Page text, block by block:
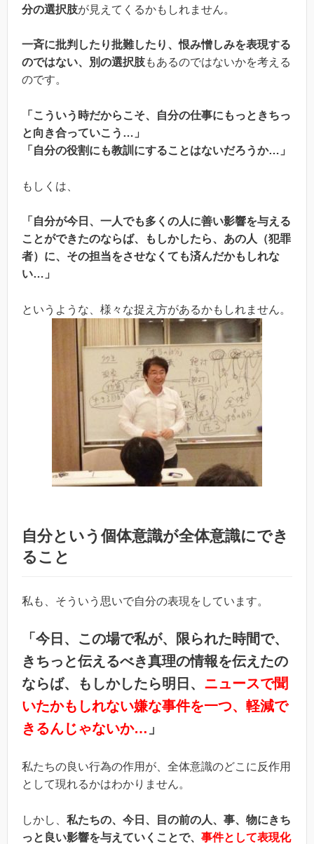
分の選択肢が見えてくるかもしれません。
一斉に批判したり批難したり、恨み憎しみを表現する
のではない、別の選択肢もあるのではないかを考える
のです。
「こういう時だからこそ、自分の仕事にもっときちっ
と向き合っていこう…」
「自分の役割にも教訓にすることはないだろうか…」
もしくは、
「自分が今日、一人でも多くの人に善い影響を与える
ことができたのならば、もしかしたら、あの人（犯罪
者）に、その担当をさせなくても済んだかもしれな
い…」
というような、様々な捉え方があるかもしれません。
自分という個体意識が全体意識にでき
ること
私も、そういう思いで自分の表現をしています。
「今日、この場で私が、限られた時間で、
きちっと伝えるべき真理の情報を伝えたの
ならば、もしかしたら明日、 ニュースで聞
いたかもしれない嫌な事件を一つ、軽減で
きるんじゃないか… 」
私たちの良い行為の作用が、全体意識のどこに反作用
として現れるかはわかりません。
しかし、 私たちの、今日、目の前の人、事、物にきち
っと良い影響を与えていくことで、 事件として表現化